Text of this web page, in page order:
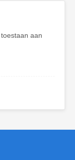
aan